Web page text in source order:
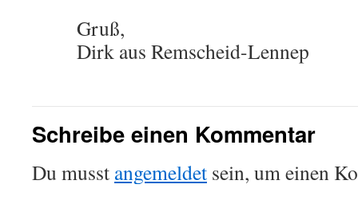
Gruß,
Dirk aus Remscheid-Lennep
Schreibe einen Kommentar
Du musst angemeldet sein, um einen